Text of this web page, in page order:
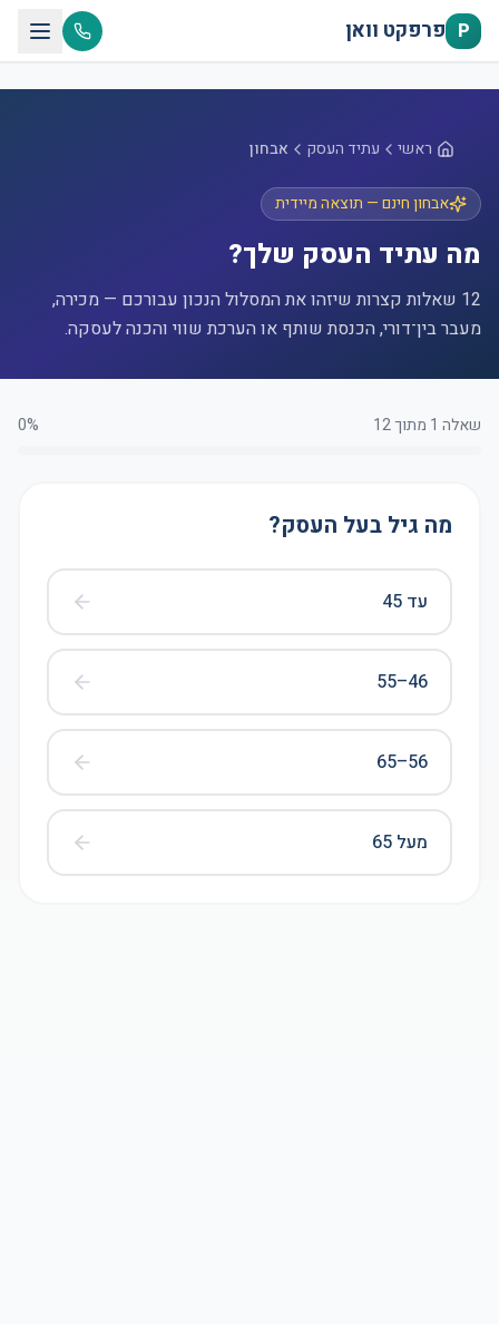
דלג לתוכן הראשי
P פרפקט וואן
ראשי עתיד העסק אבחון
אבחון חינם — תוצאה מיידית
מה עתיד העסק שלך?
12 שאלות קצרות שיזהו את המסלול הנכון עבורכם — מכירה,
מעבר בין־דורי, הכנסת שותף או הערכת שווי והכנה לעסקה.
שאלה 1 מתוך 12 0%
מה גיל בעל העסק?
עד 45
46–55
56–65
מעל 65